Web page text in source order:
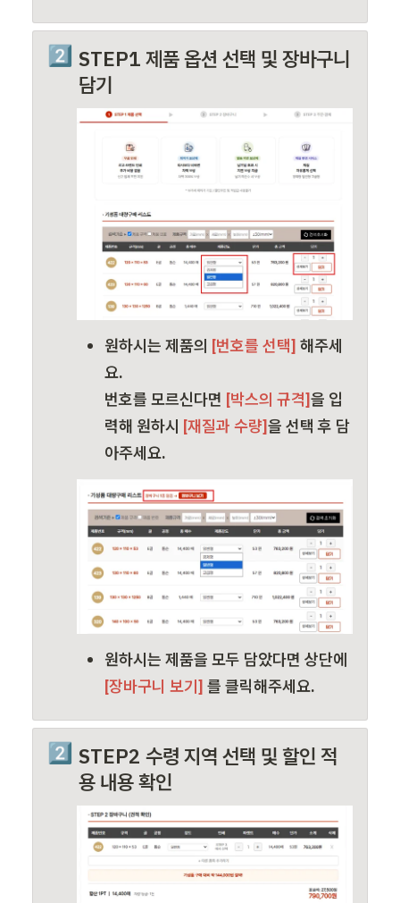
2️⃣ STEP1 제품 옵션 선택 및 장바구니
담기
원하시는 제품의 [번호를 선택] 해주세
요.
번호를 모르신다면 [박스의 규격]을 입
력해 원하시 [재질과 수량]을 선택 후 담
아주세요.
[장바구니 보기] 를 클릭해주세요.
2️⃣ STEP2 수령 지역 선택 및 할인 적
용 내용 확인